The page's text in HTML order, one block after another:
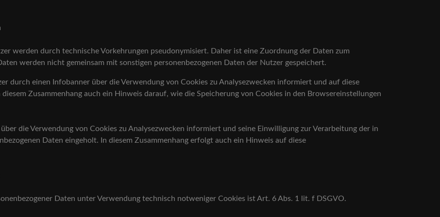
werden durch technische Vorkehrungen pseudonymisiert. Daher ist eine Zuordnung der Daten zum
werden nicht gemeinsam mit sonstigen personenbezogenen Daten der Nutzer gespeichert.
durch einen Infobanner über die Verwendung von Cookies zu Analysezwecken informiert und auf diese
Zusammenhang auch ein Hinweis darauf, wie die Speicherung von Cookies in den Browsereinstellungen
die Verwendung von Cookies zu Analysezwecken informiert und seine Einwilligung zur Verarbeitung der in
Daten eingeholt. In diesem Zusammenhang erfolgt auch ein Hinweis auf diese
Daten unter Verwendung technisch notweniger Cookies ist Art. 6 Abs. 1 lit. f DSGVO.